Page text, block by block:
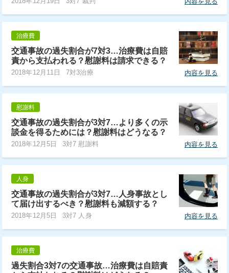
治療費
交通事故の過失割合が7対3…治療費は自賠
責から支払われる？慰謝料は請求できる？
2018年12月11日 7対3治療 内容を見る
慰謝料
交通事故の過失割合が3対7…より多くの示
談金を得るためには？慰謝料はどうなる？
2018年12月5日 3対7 慰謝料 内容を見る
人身
交通事故の過失割合が3対7…人身事故とし
て届け出するべき？慰謝料も減額する？
2018年12月5日 3対7 人身 内容を見る
治療費
過失割合3対7の交通事故…治療費は自賠責